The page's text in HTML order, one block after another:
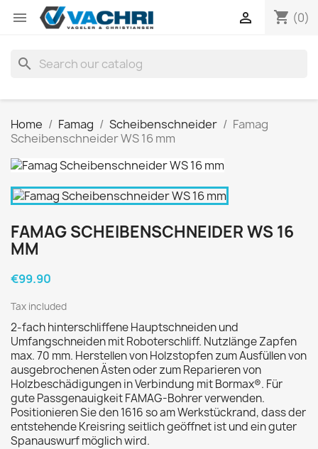
 shopping_cart (0)

search
Home Famag Scheibenschneider
Famag
Scheibenschneider WS 16 mm
FAMAG SCHEIBENSCHNEIDER WS 16
MM
€99.90
Tax included
2-fach hinterschliffene Hauptschneiden und
Umfangschneiden mit Roboterschliff. Nutzlänge Zapfen
max. 70 mm. Herstellen von Holzstopfen zum Ausfüllen von
ausgebrochenen Ästen oder zum Reparieren von
Holzbeschädigungen in Verbindung mit Bormax®. Für
gute Passgenauigkeit FAMAG-Bohrer verwenden.
Positionieren Sie den 1616 so am Werkstückrand, dass der
entstehende Kreisring seitlich geöffnet ist und ein guter
Spanauswurf möglich wird.